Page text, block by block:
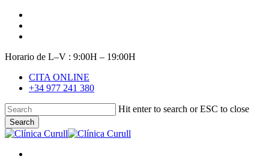
Skip
main
Horario de L–V : 9:00H – 19:00H
CITA ONLINE
+34 977 241 380
Hit enter to search or ESC to close
Search
Close
search
Menu